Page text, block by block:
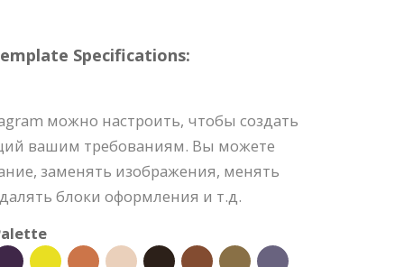
Specifications:
можно настроить, чтобы создать
вашим требованиям. Вы можете
заменять изображения, менять
блоки оформления и т.д.